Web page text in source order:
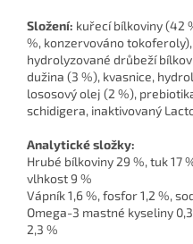
Složení: kuřecí bílkoviny (42
%, konzervováno
hydrolyzované drůbeží
dužina (3 %), kvasnice,
lososový olej (2 %),
schidigera, inaktivovaný
Analytické složky:
Hrubé bílkoviny 29 %, tuk 17
vlhkost 9 %
Vápník 1,6 %, fosfor 1,2 %,
Omega-3 mastné kyseliny
2,3 %